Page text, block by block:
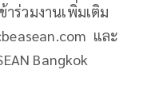
ร่วมงานเพิ่มเติม
และ
Bangkok